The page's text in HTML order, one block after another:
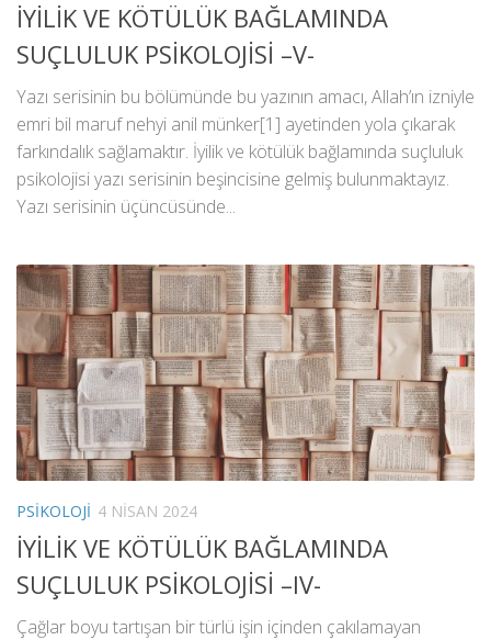
İYİLİK VE KÖTÜLÜK BAĞLAMINDA
SUÇLULUK PSİKOLOJİSİ –V-
Yazı serisinin bu bölümünde bu yazının amacı, Allah’ın izniyle
emri bil maruf nehyi anil münker[1] ayetinden yola çıkarak
farkındalık sağlamaktır. İyilik ve kötülük bağlamında suçluluk
psikolojisi yazı serisinin beşincisine gelmiş bulunmaktayız.
Yazı serisinin üçüncüsünde...
PSIKOLOJI 4 NISAN 2024
İYİLİK VE KÖTÜLÜK BAĞLAMINDA
SUÇLULUK PSİKOLOJİSİ –IV-
Çağlar boyu tartışan bir türlü işin içinden çakılamayan